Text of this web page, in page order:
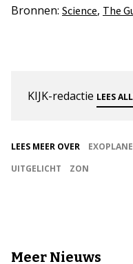
Bronnen: Science, The
KIJK-redactie LEES
LEES MEER OVER
UITGELICHT
ZON
Meer Nieuws